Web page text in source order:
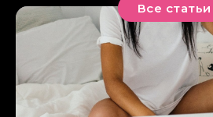
Все статьи